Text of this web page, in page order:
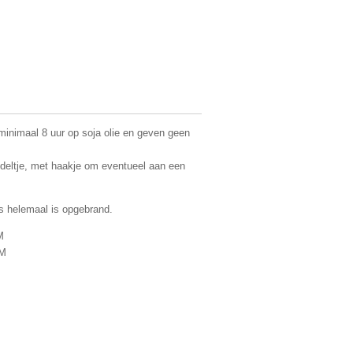
8 uur op soja olie en geven geen
met haakje om eventueel aan een
is opgebrand.